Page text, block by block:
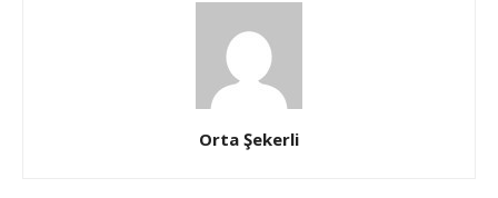
Orta Şekerli